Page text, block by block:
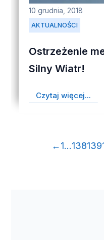
AKTUALNOŚCI
10 grudnia, 2018
Ostrzeżenie
Silny Wiatr!
Czytaj więcej...
←1…138139